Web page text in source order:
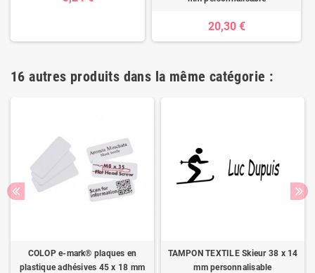
20,30 €
16 autres produits dans la même catégorie :
COLOP e-mark® plaques en
plastique adhésives 45 x 18 mm
TAMPON TEXTILE Skieur 38 x 14
mm personnalisable